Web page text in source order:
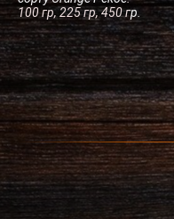
100 гр, 225 гр, 450 гр.